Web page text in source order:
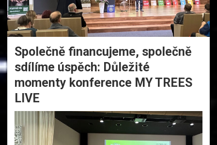
Společně financujeme, společně
sdílíme úspěch: Důležité
momenty konference MY TREES
LIVE